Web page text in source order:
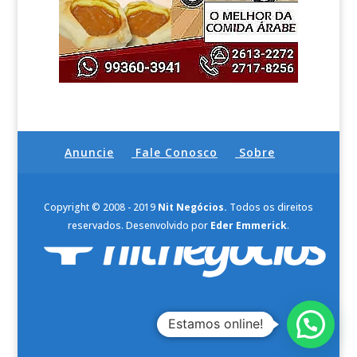
Anuncie Fale Conosco Sobre
Copyright © 2008 - 2019 Nit Negócios. Todos os direitos
reservados. Desenvolvido por Eder Emmerick.
Estamos online!